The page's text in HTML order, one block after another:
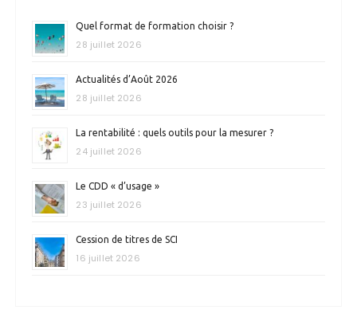
Quel format de formation choisir ?
28 juillet 2026
Actualités d’Août 2026
28 juillet 2026
La rentabilité : quels outils pour la mesurer ?
24 juillet 2026
Le CDD « d’usage »
23 juillet 2026
Cession de titres de SCI
16 juillet 2026